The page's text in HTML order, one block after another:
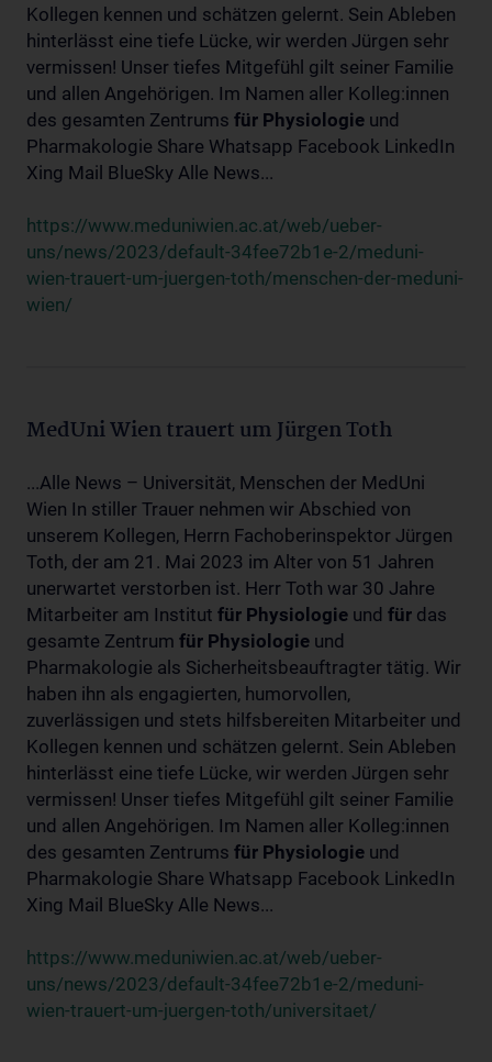
Kollegen kennen und schätzen gelernt. Sein Ableben
hinterlässt eine tiefe Lücke, wir werden Jürgen sehr
vermissen! Unser tiefes Mitgefühl gilt seiner Familie
und allen Angehörigen. Im Namen aller Kolleg:innen
des gesamten Zentrums für Physiologie und
Pharmakologie Share Whatsapp Facebook LinkedIn
Xing Mail BlueSky Alle News...
https://www.meduniwien.ac.at/web/ueber-
uns/news/2023/default-34fee72b1e-2/meduni-
wien-trauert-um-juergen-toth/menschen-der-meduni-
wien/
MedUni Wien trauert um Jürgen Toth
...Alle News – Universität, Menschen der MedUni
Wien In stiller Trauer nehmen wir Abschied von
unserem Kollegen, Herrn Fachoberinspektor Jürgen
Toth, der am 21. Mai 2023 im Alter von 51 Jahren
unerwartet verstorben ist. Herr Toth war 30 Jahre
Mitarbeiter am Institut für Physiologie und für das
gesamte Zentrum für Physiologie und
Pharmakologie als Sicherheitsbeauftragter tätig. Wir
haben ihn als engagierten, humorvollen,
zuverlässigen und stets hilfsbereiten Mitarbeiter und
Kollegen kennen und schätzen gelernt. Sein Ableben
hinterlässt eine tiefe Lücke, wir werden Jürgen sehr
vermissen! Unser tiefes Mitgefühl gilt seiner Familie
und allen Angehörigen. Im Namen aller Kolleg:innen
des gesamten Zentrums für Physiologie und
Pharmakologie Share Whatsapp Facebook LinkedIn
Xing Mail BlueSky Alle News...
https://www.meduniwien.ac.at/web/ueber-
uns/news/2023/default-34fee72b1e-2/meduni-
wien-trauert-um-juergen-toth/universitaet/